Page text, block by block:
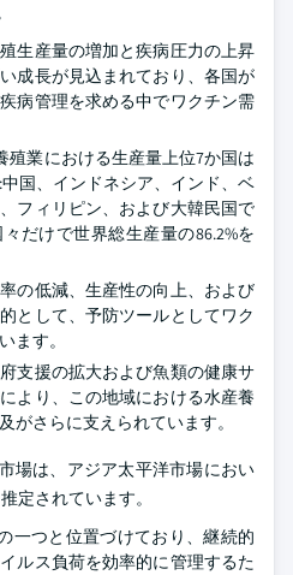
生産量の増加と疾病圧力の上昇
成長が見込まれており、各国が
病管理を求める中でワクチン需
殖業における生産量上位7か国は
国、インドネシア、インド、ベ
フィリピン、および大韓民国で
だけで世界総生産量の86.2%を
の低減、生産性の向上、および
として、予防ツールとしてワク
ます。
支援の拡大および魚類の健康サ
より、この地域における水産養
がさらに支えられています。
場は、アジア太平洋市場におい
定されています。
一つと位置づけており、継続的
ルス負荷を効率的に管理するた